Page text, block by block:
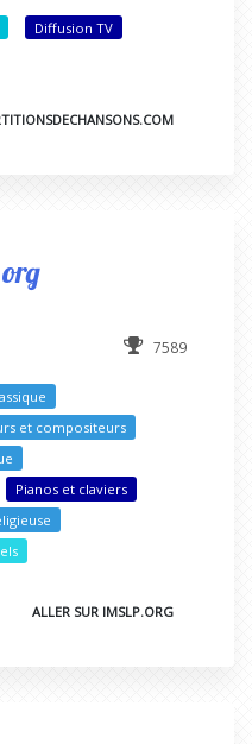
Diffusion TV
7589
et compositeurs
Pianos et claviers
ALLER SUR IMSLP.ORG